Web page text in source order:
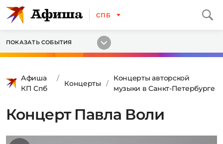
СПБ
ПОКАЗАТЬ СОБЫТИЯ
Афиша
КП Спб
Концерты
Концерты авторской
музыки в Санкт-Петербурге
Концерт Павла Воли